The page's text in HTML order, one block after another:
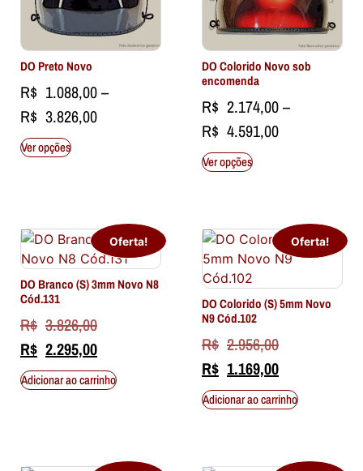
DO Preto Novo
R$ 1.088,00–
R$ 3.826,00
Ver opções
DO Colorido Novo sob
encomenda
R$ 2.174,00–
R$ 4.591,00
Ver opções
Oferta!
DO Branco (S) 3mm Novo N8
Cód.131
R$ 3.826,00
R$ 2.295,00
Adicionar ao carrinho
Oferta!
DO Colorido (S) 5mm Novo
N9 Cód.102
R$ 2.956,00
R$ 1.169,00
Adicionar ao carrinho